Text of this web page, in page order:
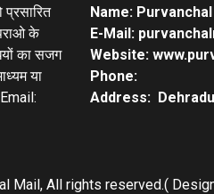
के
का सजग
या
Name: Purvanchal
E-Mail:
Website:
Phone:
Address:
Mail, All rights reserved.(